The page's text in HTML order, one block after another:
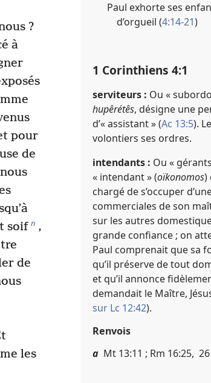
?
à
pour
de
soif n ,
de
les
Paul exhorte ses
d’orgueil (4:14-21)
1 Corinthiens 4​:​1
serviteurs : Ou «
hupêrétês, désigne une
d’« assistant » (Ac 13:5).
volontiers ses ordres.
intendants : Ou «
« intendant » (oïkonomos)
chargé de s’occuper
commerciales de son
sur les autres
grande confiance ; on
Paul comprenait que sa
qu’il préserve de tout
et qu’il annonce
demandait le Maître,
sur Lc 12:42).
Renvois
a Mt 13​:​11 ; Rm 16​:​25,